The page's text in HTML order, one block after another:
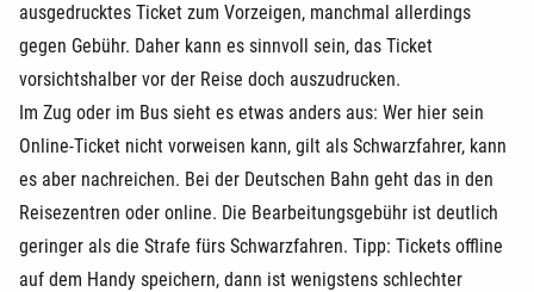
ausgedrucktes Ticket zum Vorzeigen, manchmal allerdings
gegen Gebühr. Daher kann es sinnvoll sein, das Ticket
vorsichtshalber vor der Reise doch auszudrucken.
Im Zug oder im Bus sieht es etwas anders aus: Wer hier sein
Online-Ticket nicht vorweisen kann, gilt als Schwarzfahrer, kann
es aber nachreichen. Bei der Deutschen Bahn geht das in den
Reisezentren oder online. Die Bearbeitungsgebühr ist deutlich
geringer als die Strafe fürs Schwarzfahren. Tipp: Tickets offline
auf dem Handy speichern, dann ist wenigstens schlechter